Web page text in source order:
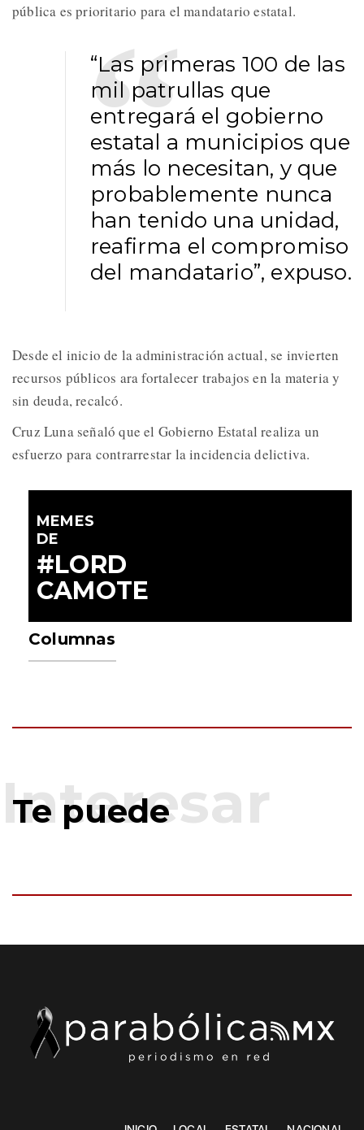
pública es prioritario para el mandatario estatal.
“Las primeras 100 de las
mil patrullas que
entregará el gobierno
estatal a municipios que
más lo necesitan, y que
probablemente nunca
han tenido una unidad,
reafirma el compromiso
del mandatario”, expuso.
Desde el inicio de la administración actual, se invierten
recursos públicos ara fortalecer trabajos en la materia y
sin deuda, recalcó.
Cruz Luna señaló que el Gobierno Estatal realiza un
esfuerzo para contrarrestar la incidencia delictiva.
MEMES
DE
#LORD
CAMOTE
Columnas
Te puede